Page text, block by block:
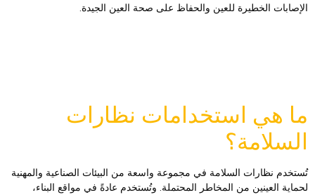
الخطيرة للعين والحفاظ على صحة العين الجيدة.
هي استخدامات نظارات
نظارات السلامة في مجموعة واسعة من البيئات الصناعية والمهنية
العينين من المخاطر المحتملة. وتُستخدم عادةً في مواقع البناء،